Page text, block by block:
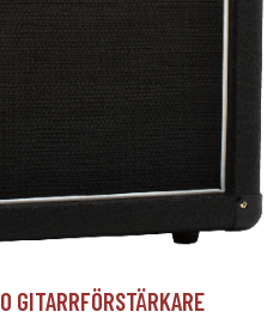
GITARRFÖRSTÄRKARE